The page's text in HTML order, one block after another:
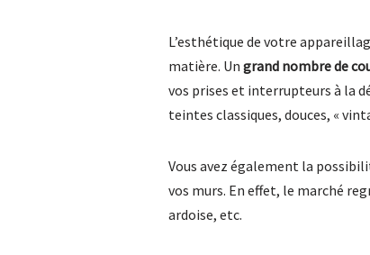
L’esthétique de votre
matière. Un grand nombre de
vos prises et interrupteurs à la
teintes classiques, douces, «
Vous avez également la
vos murs. En effet, le marché
ardoise, etc.